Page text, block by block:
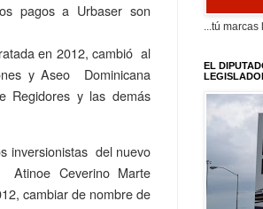
pagos a Urbaser son
en 2012, cambió al
y Aseo Dominicana
Regidores y las demás
inversionistas del nuevo
Atinoe Ceverino Marte
cambiar de nombre de
...tú
EL